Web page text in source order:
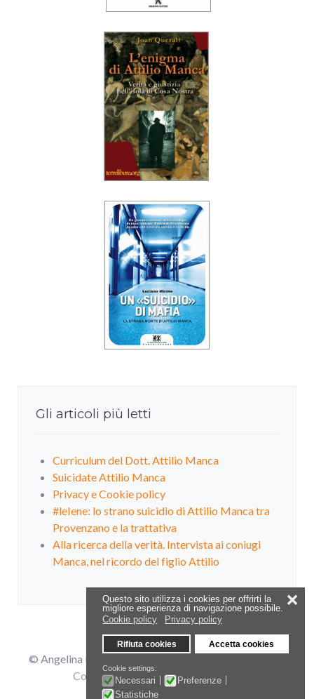
Questo sito utilizza i cookies per offrirti la
migliore esperienza di navigazione possibile.
Cookie policy
Privacy policy
Rifiuta cookies Accetta cookies
❌
Cookie settings:
Necessari
Preferenze
Statistiche
Gli articoli più letti
Curriculum del Dott. Attilio Manca
Suicidate Attilio Manca
Privacy e Cookie policy
#leIene: lo strano suicidio di Attilio Manca tra
Provenzano e la trattativa
Alla ricerca della verità. Intervista ai coniugi
Manca, nel ricordo del figlio Attilio
© Angelina Manca - ginomanca34@alice.it |
Cookies Policy| by Fabio Mameli -
fabio_mameli@yahoo.com